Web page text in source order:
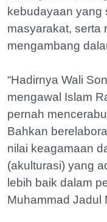
kebudayaan yang
masyarakat, serta
mengambang
“Hadirnya Wali
mengawal Islam
pernah
Bahkan
nilai keagamaan
(akulturasi) yang
lebih baik dalam
Muhammad Jadul